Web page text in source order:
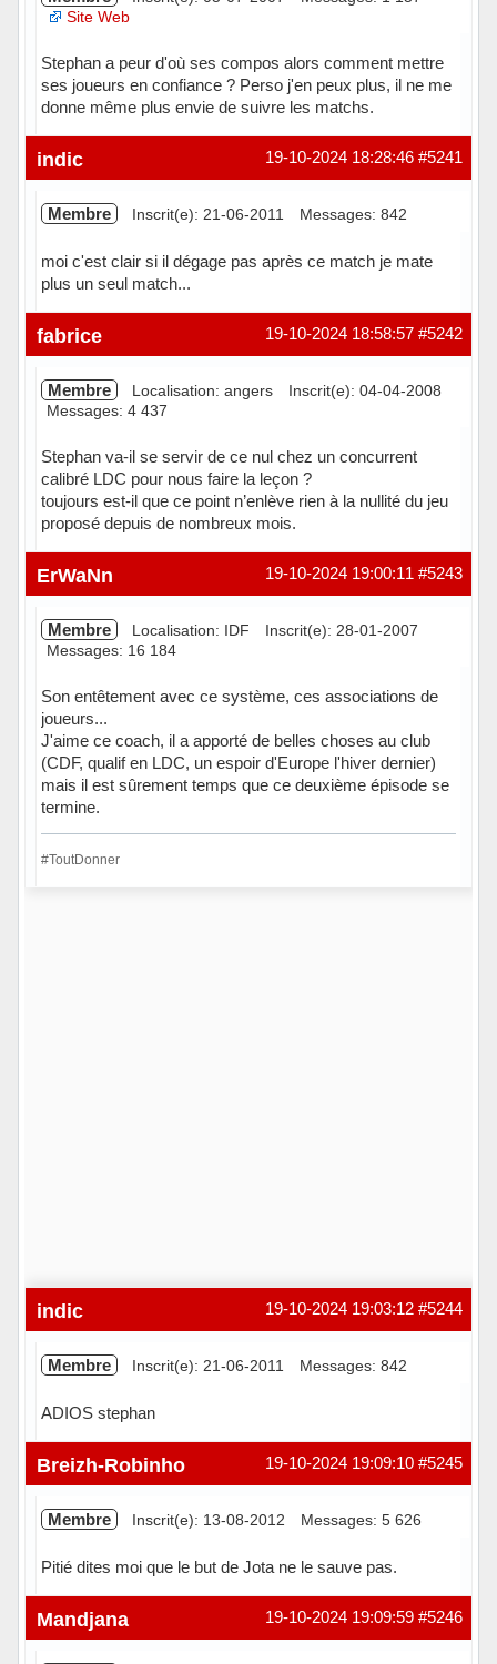
Site Web
Stephan a peur d'où ses compos alors comment mettre
ses joueurs en confiance ? Perso j'en peux plus, il ne me
donne même plus envie de suivre les matchs.
Hors ligne #5241
19-10-2024 18:28:46
indic
Membre Inscrit(e): 21-06-2011 Messages: 842
moi c'est clair si il dégage pas après ce match je mate
plus un seul match...
Hors ligne #5242
19-10-2024 18:58:57
fabrice
Membre Localisation: angers
Inscrit(e): 04-04-2008
Messages: 4 437
Stephan va-il se servir de ce nul chez un concurrent
calibré LDC pour nous faire la leçon ?
toujours est-il que ce point n’enlève rien à la nullité du jeu
proposé depuis de nombreux mois.
Hors ligne #5243
19-10-2024 19:00:11
ErWaNn
Membre Localisation: IDF
Inscrit(e): 28-01-2007
Messages: 16 184
Son entêtement avec ce système, ces associations de
joueurs...
J'aime ce coach, il a apporté de belles choses au club
(CDF, qualif en LDC, un espoir d'Europe l'hiver dernier)
mais il est sûrement temps que ce deuxième épisode se
termine.
#ToutDonner
#5244
19-10-2024 19:03:12
indic
Membre Inscrit(e): 21-06-2011 Messages: 842
ADIOS stephan
Hors ligne #5245
19-10-2024 19:09:10
Breizh-Robinho
Membre Inscrit(e): 13-08-2012 Messages: 5 626
Pitié dites moi que le but de Jota ne le sauve pas.
Hors ligne #5246
19-10-2024 19:09:59
Mandjana